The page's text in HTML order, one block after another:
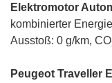
Elektromotor
kombinierter
Ausstoß: 0 g/km, CO
Peugeot Traveller